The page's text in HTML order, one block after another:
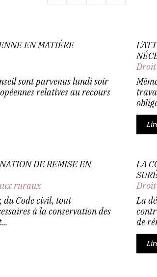
EN MATIÈRE
sont parvenus lundi soir
relatives au recours
DE REMISE EN
ruraux
du Code civil, tout
à la conservation des
LA
La
de